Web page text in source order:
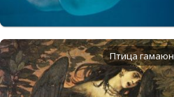
Птица гамаюн